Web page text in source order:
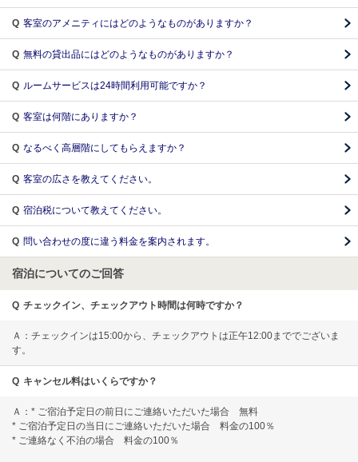
Q 客室のアメニティにはどのようなものがありますか？
Q 無料の貸出品にはどのようなものがありますか？
Q ルームサービスは24時間利用可能ですか？
Q 客室は何階にありますか？
Q なるべく高層階にしてもらえますか？
Q 客室の広さを教えてください。
Q 宿泊税について教えてください。
Q 問い合わせの度に違う料金を案内されます。
宿泊についてのご回答
Q チェックイン、チェックアウト時間は何時ですか？
Ａ：チェックインは15:00から、チェックアウトは正午12:00まででございま
す。
Q キャンセル料はいくらですか？
Ａ：* ご宿泊予定日の前日にご連絡いただいた場合 無料
* ご宿泊予定日の当日にご連絡いただいた場合 料金の100％
* ご連絡なく不泊の場合 料金の100％